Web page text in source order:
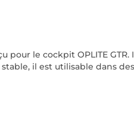
le cockpit OPLITE
il est utilisable dans